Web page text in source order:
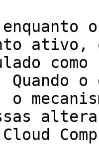
ativo,
como
o
Cloud